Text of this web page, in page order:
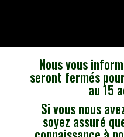
Nous vous
seront fermés
au 15
Si vous nous
soyez assuré